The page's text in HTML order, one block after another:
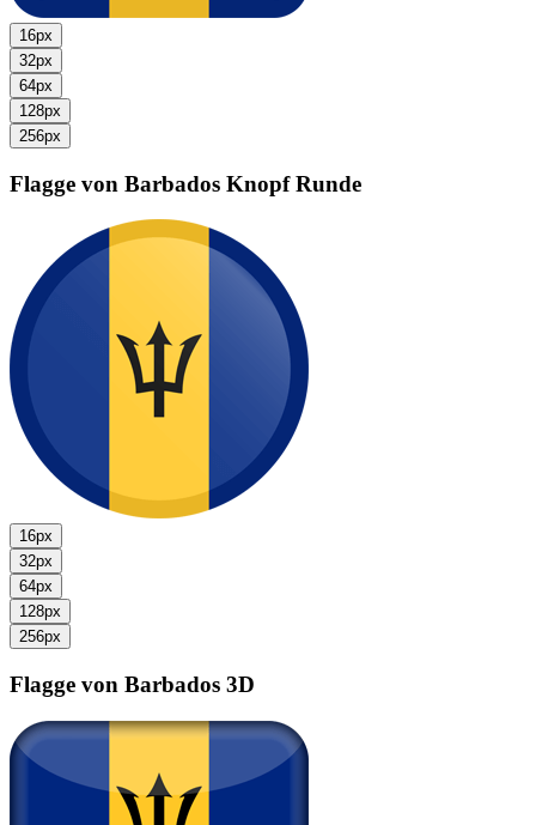
16px
32px
64px
128px
256px
Flagge von Barbados Knopf Runde
16px
32px
64px
128px
256px
Flagge von Barbados 3D